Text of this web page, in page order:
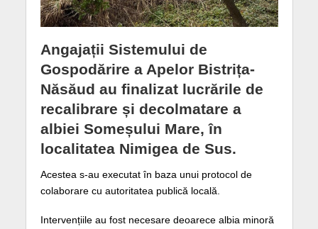
Angajații Sistemului de
Gospodărire a Apelor Bistrița-
Năsăud au finalizat lucrările de
recalibrare și decolmatare a
albiei Someșului Mare, în
localitatea Nimigea de Sus.
Acestea s-au executat în baza unui protocol de
colaborare cu autoritatea publică locală.
Intervențiile au fost necesare deoarece albia minoră